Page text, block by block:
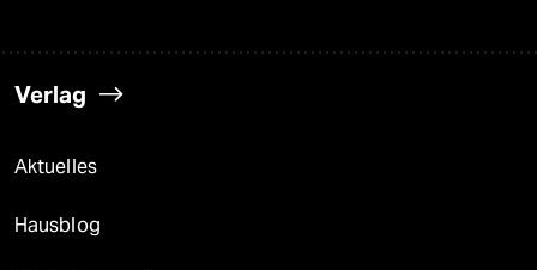
Verlag
Aktuelles
Hausblog